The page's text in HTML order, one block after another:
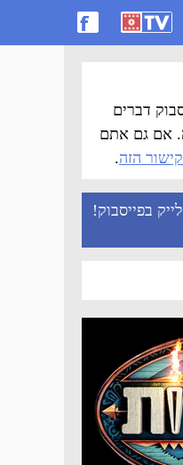
דברים
אם גם אתם
הזה.
בפייסבוק!